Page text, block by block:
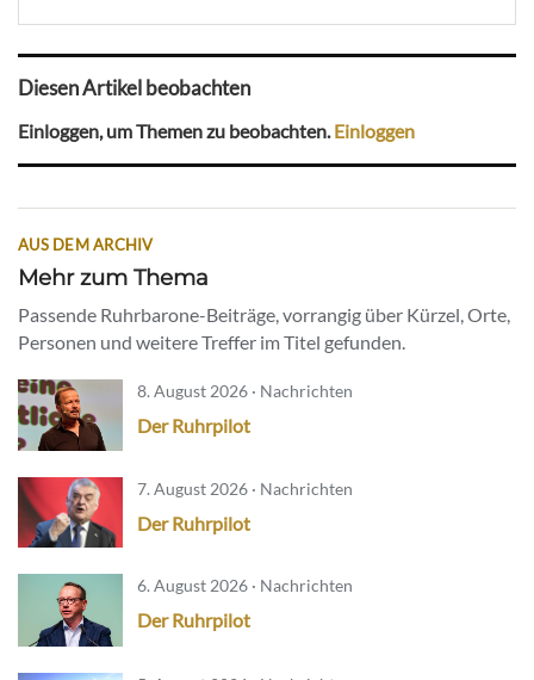
Diesen Artikel beobachten
Einloggen, um Themen zu beobachten.Einloggen
AUS DEM ARCHIV
Mehr zum Thema
Passende Ruhrbarone-Beiträge, vorrangig über Kürzel, Orte,
Personen und weitere Treffer im Titel gefunden.
8. August 2026 · Nachrichten
Der Ruhrpilot
7. August 2026 · Nachrichten
Der Ruhrpilot
6. August 2026 · Nachrichten
Der Ruhrpilot